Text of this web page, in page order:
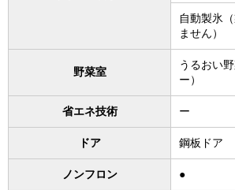
自動製氷
ません）
野菜室
うるおい
ー）
省エネ技術 ー
ドア 鋼板ドア
ノンフロン ●